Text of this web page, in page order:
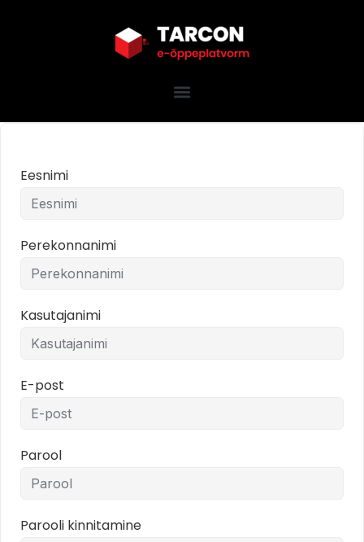
Eesnimi
Perekonnanimi
Kasutajanimi
E-post
Parool
Parooli kinnitamine